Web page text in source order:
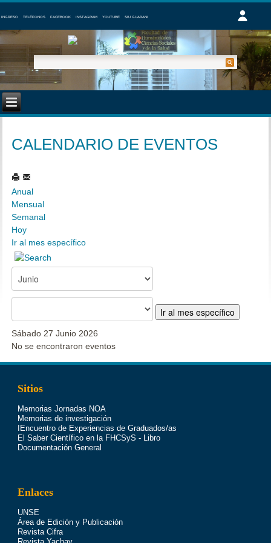
INGRESO TELÉFONOS FACEBOOK INSTAGRAM YOUTUBE SIU GUARANI
CALENDARIO DE EVENTOS
Anual
Mensual
Semanal
Hoy
Ir al mes específico
Ir al mes específico
Sábado 27 Junio 2026
No se encontraron eventos
Sitios
Memorias Jornadas NOA
Memorias de investigación
IEncuentro de Experiencias de Graduados/as
El Saber Científico en la FHCSyS - Libro
Documentación General
Enlaces
UNSE
Área de Edición y Publicación
Revista Cifra